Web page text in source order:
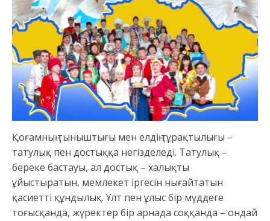
Қоғамның тыныштығы мен елдің тұрақтылығы –
татулық пен достыққа негізделеді. Татулық –
береке бастауы, ал достық – халықты
ұйыстыратын, мемлекет іргесін нығайтатын
қасиетті құндылық. Ұлт пен ұлыс бір мүддеге
тоғысқанда, жүректер бір арнада соққанда – ондай